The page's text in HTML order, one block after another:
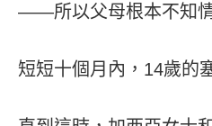
——所以父母根本不知情
短短十個月內，14歲的